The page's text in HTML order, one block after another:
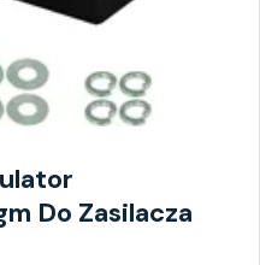
Do Zasilacza